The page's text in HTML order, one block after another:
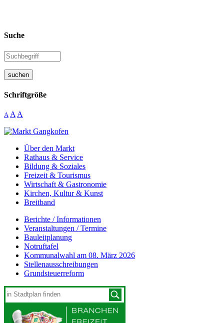
Suche
suchen
Schriftgröße
A A A
Über den Markt
Rathaus & Service
Bildung & Soziales
Freizeit & Tourismus
Wirtschaft & Gastronomie
Kirchen, Kultur & Kunst
Breitband
Berichte / Informationen
Veranstaltungen / Termine
Bauleitplanung
Notruftafel
Kommunalwahl am 08. März 2026
Stellenausschreibungen
Grundsteuerreform